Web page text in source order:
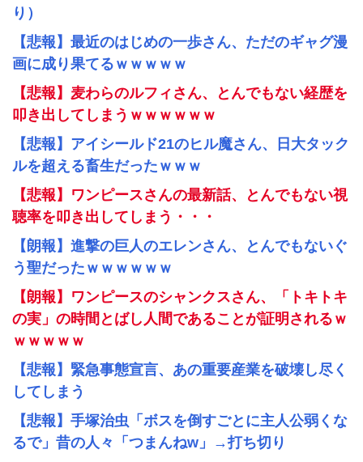
り）
【悲報】最近のはじめの一歩さん、ただのギャグ漫
画に成り果てるｗｗｗｗｗ
【悲報】麦わらのルフィさん、とんでもない経歴を
叩き出してしまうｗｗｗｗｗｗ
【悲報】アイシールド21のヒル魔さん、日大タック
ルを超える畜生だったｗｗｗ
【悲報】ワンピースさんの最新話、とんでもない視
聴率を叩き出してしまう・・・
【朗報】進撃の巨人のエレンさん、とんでもないぐ
う聖だったｗｗｗｗｗｗ
【朗報】ワンピースのシャンクスさん、「トキトキ
の実」の時間とばし人間であることが証明されるｗ
ｗｗｗｗｗ
【悲報】緊急事態宣言、あの重要産業を破壊し尽く
してしまう
【悲報】手塚治虫「ボスを倒すごとに主人公弱くな
るで」昔の人々「つまんねw」→打ち切り